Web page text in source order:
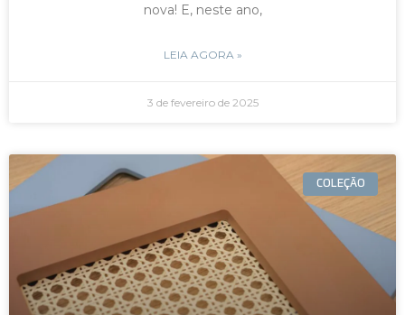
nova! E, neste ano,
LEIA AGORA »
3 de fevereiro de 2025
COLEÇÃO